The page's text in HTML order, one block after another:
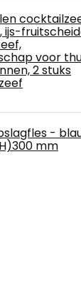
ijs-
voor
2 stuks
-
mm